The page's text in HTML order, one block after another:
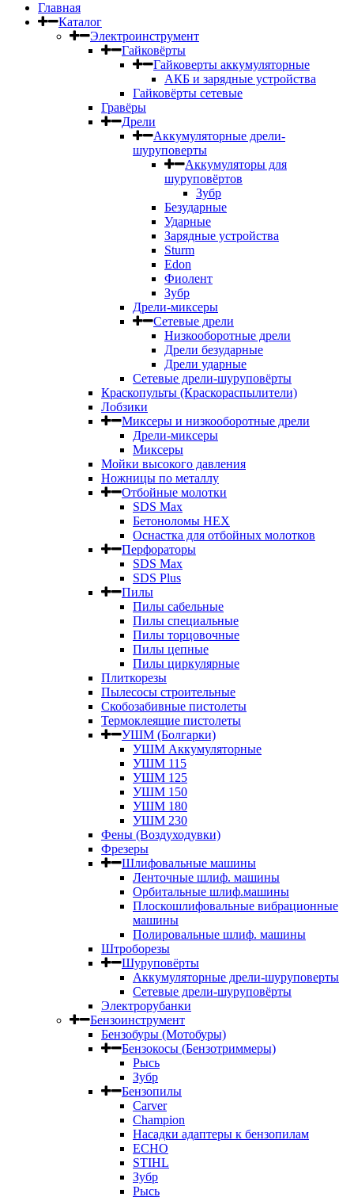
Главная
Каталог
Электроинструмент
Гайковёрты
Гайковерты аккумуляторные
АКБ и зарядные устройства
Гайковёрты сетевые
Гравёры
Дрели
Аккумуляторные дрели-
шуруповерты
Аккумуляторы для
шуруповёртов
Зубр
Безударные
Ударные
Зарядные устройства
Sturm
Edon
Фиолент
Зубр
Дрели-миксеры
Сетевые дрели
Низкооборотные дрели
Дрели безударные
Дрели ударные
Сетевые дрели-шуруповёрты
Краскопульты (Краскораспылители)
Лобзики
Миксеры и низкооборотные дрели
Дрели-миксеры
Миксеры
Мойки высокого давления
Ножницы по металлу
Отбойные молотки
SDS Max
Бетоноломы HEX
Оснастка для отбойных молотков
Перфораторы
SDS Max
SDS Plus
Пилы
Пилы сабельные
Пилы специальные
Пилы торцовочные
Пилы цепные
Пилы циркулярные
Плиткорезы
Пылесосы строительные
Скобозабивные пистолеты
Термоклеящие пистолеты
УШМ (Болгарки)
УШМ Аккумуляторные
УШМ 115
УШМ 125
УШМ 150
УШМ 180
УШМ 230
Фены (Воздуходувки)
Фрезеры
Шлифовальные машины
Ленточные шлиф. машины
Орбитальные шлиф.машины
Плоскошлифовальные вибрационные
машины
Полировальные шлиф. машины
Штроборезы
Шуруповёрты
Аккумуляторные дрели-шуруповерты
Сетевые дрели-шуруповёрты
Электрорубанки
Бензоинструмент
Бензобуры (Мотобуры)
Бензокосы (Бензотриммеры)
Рысь
Зубр
Бензопилы
Carver
Champion
Насадки адаптеры к бензопилам
ECHO
STIHL
Зубр
Рысь